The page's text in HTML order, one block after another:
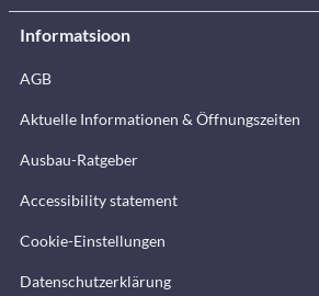
Informatsioon
AGB
Aktuelle Informationen & Öffnungszeiten
Ausbau-Ratgeber
Accessibility statement
Cookie-Einstellungen
Datenschutzerklärung